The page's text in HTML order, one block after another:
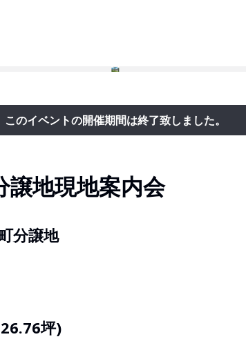
このイベントの開催期間は終了致しました。
譲地現地案内会
分譲地
坪)